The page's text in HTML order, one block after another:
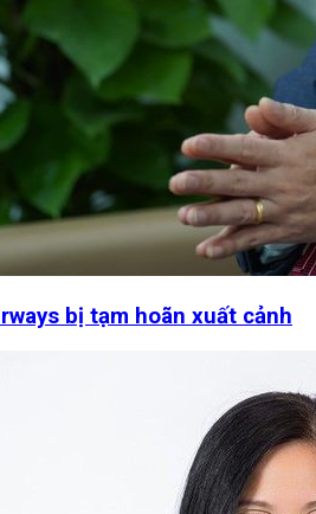
bị tạm hoãn xuất cảnh